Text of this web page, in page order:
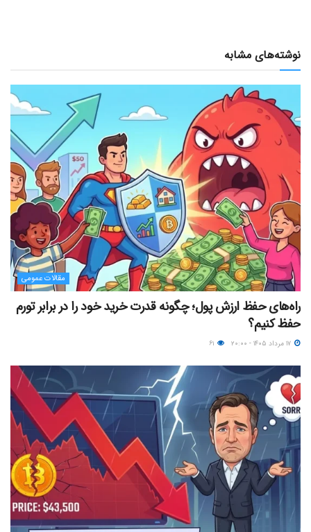
نوشته‌های مشابه
مقالات عمومی
راه‌های حفظ ارزش پول؛ چگونه قدرت خرید خود را در برابر تورم
حفظ کنیم؟